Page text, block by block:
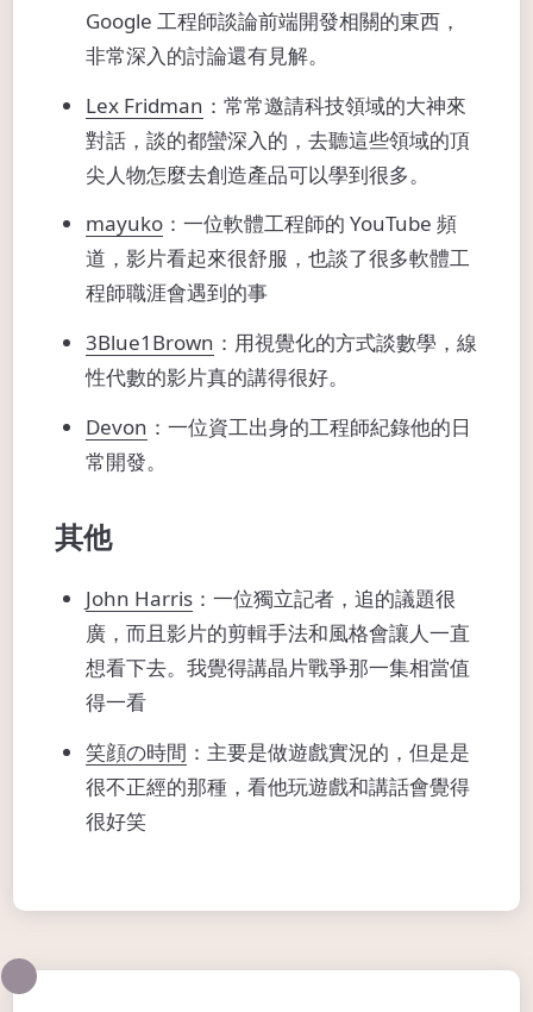
Google 工程師談論前端開發相關的東西，
非常深入的討論還有見解。
Lex Fridman ：常常邀請科技領域的大神來
對話，談的都蠻深入的，去聽這些領域的頂
尖人物怎麼去創造產品可以學到很多。
mayuko：一位軟體工程師的 YouTube 頻
道，影片看起來很舒服，也談了很多軟體工
程師職涯會遇到的事
3Blue1Brown ：用視覺化的方式談數學，線
性代數的影片真的講得很好。
Devon ：一位資工出身的工程師紀錄他的日
常開發。
其他
John Harris：一位獨立記者，追的議題很
廣，而且影片的剪輯手法和風格會讓人一直
想看下去。我覺得講晶片戰爭那一集相當值
得一看
笑顔の時間 ：主要是做遊戲實況的，但是是
很不正經的那種，看他玩遊戲和講話會覺得
很好笑